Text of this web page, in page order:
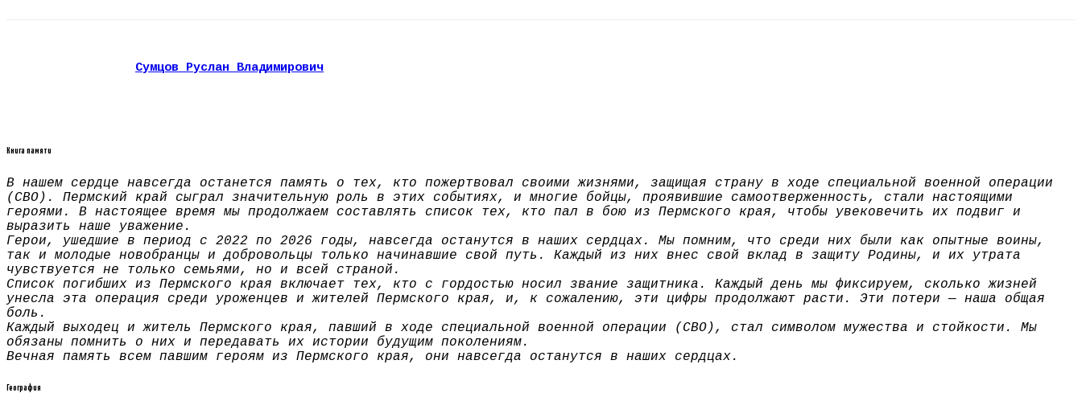
Сумцов Руслан Владимирович
Книга памяти
В нашем сердце навсегда останется память о тех, кто пожертвовал своими жизнями, защищая страну в ходе специальной военной операции
(СВО). Пермский край сыграл значительную роль в этих событиях, и многие бойцы, проявившие самоотверженность, стали настоящими
героями. В настоящее время мы продолжаем составлять список тех, кто пал в бою из Пермского края, чтобы увековечить их подвиг и
выразить наше уважение.
Герои, ушедшие в период с 2022 по 2026 годы, навсегда останутся в наших сердцах. Мы помним, что среди них были как опытные воины,
так и молодые новобранцы и добровольцы только начинавшие свой путь. Каждый из них внес свой вклад в защиту Родины, и их утрата
чувствуется не только семьями, но и всей страной.
Список погибших из Пермского края включает тех, кто с гордостью носил звание защитника. Каждый день мы фиксируем, сколько жизней
унесла эта операция среди уроженцев и жителей Пермского края, и, к сожалению, эти цифры продолжают расти. Эти потери — наша общая
боль.
Каждый выходец и житель Пермского края, павший в ходе специальной военной операции (СВО), стал символом мужества и стойкости. Мы
обязаны помнить о них и передавать их истории будущим поколениям.
Вечная память всем павшим героям из Пермского края, они навсегда останутся в наших сердцах.
География